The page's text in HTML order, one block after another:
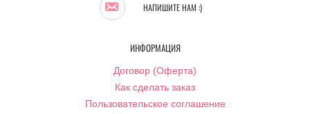
НАПИШИТЕ НАМ :)
ИНФОРМАЦИЯ
Договор (Оферта)
Как сделать заказ
Пользовательское соглашение